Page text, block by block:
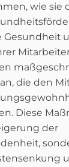
wie sie
Gesundheit
die den
Diese
der